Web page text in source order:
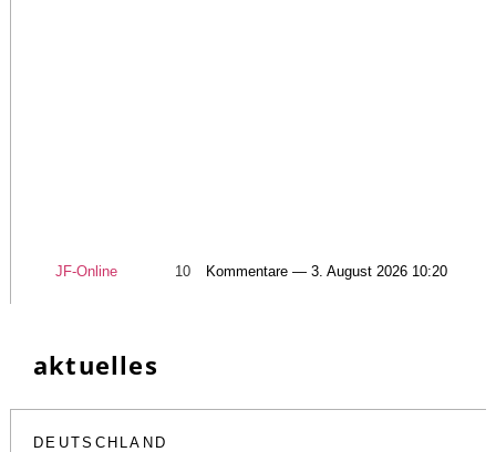
JF-Online 10 Kommentare — 3. August 2026 10:20
aktuelles
DEUTSCHLAND